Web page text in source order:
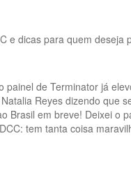
e dicas para quem
de Terminator já
Reyes dizendo
Brasil em breve! Deixei
tem tanta coisa